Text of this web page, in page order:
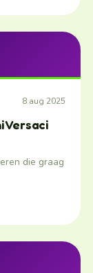
8 aug 2025
Versaci
die graag